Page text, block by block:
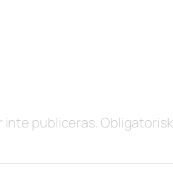
inte publiceras.